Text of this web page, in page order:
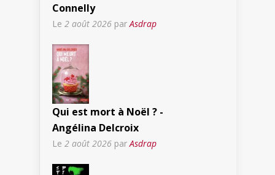
Connelly
Le 2 août 2026 parAsdrap
Qui est mort à Noël ? -
Angélina Delcroix
Le 2 août 2026 par Asdrap